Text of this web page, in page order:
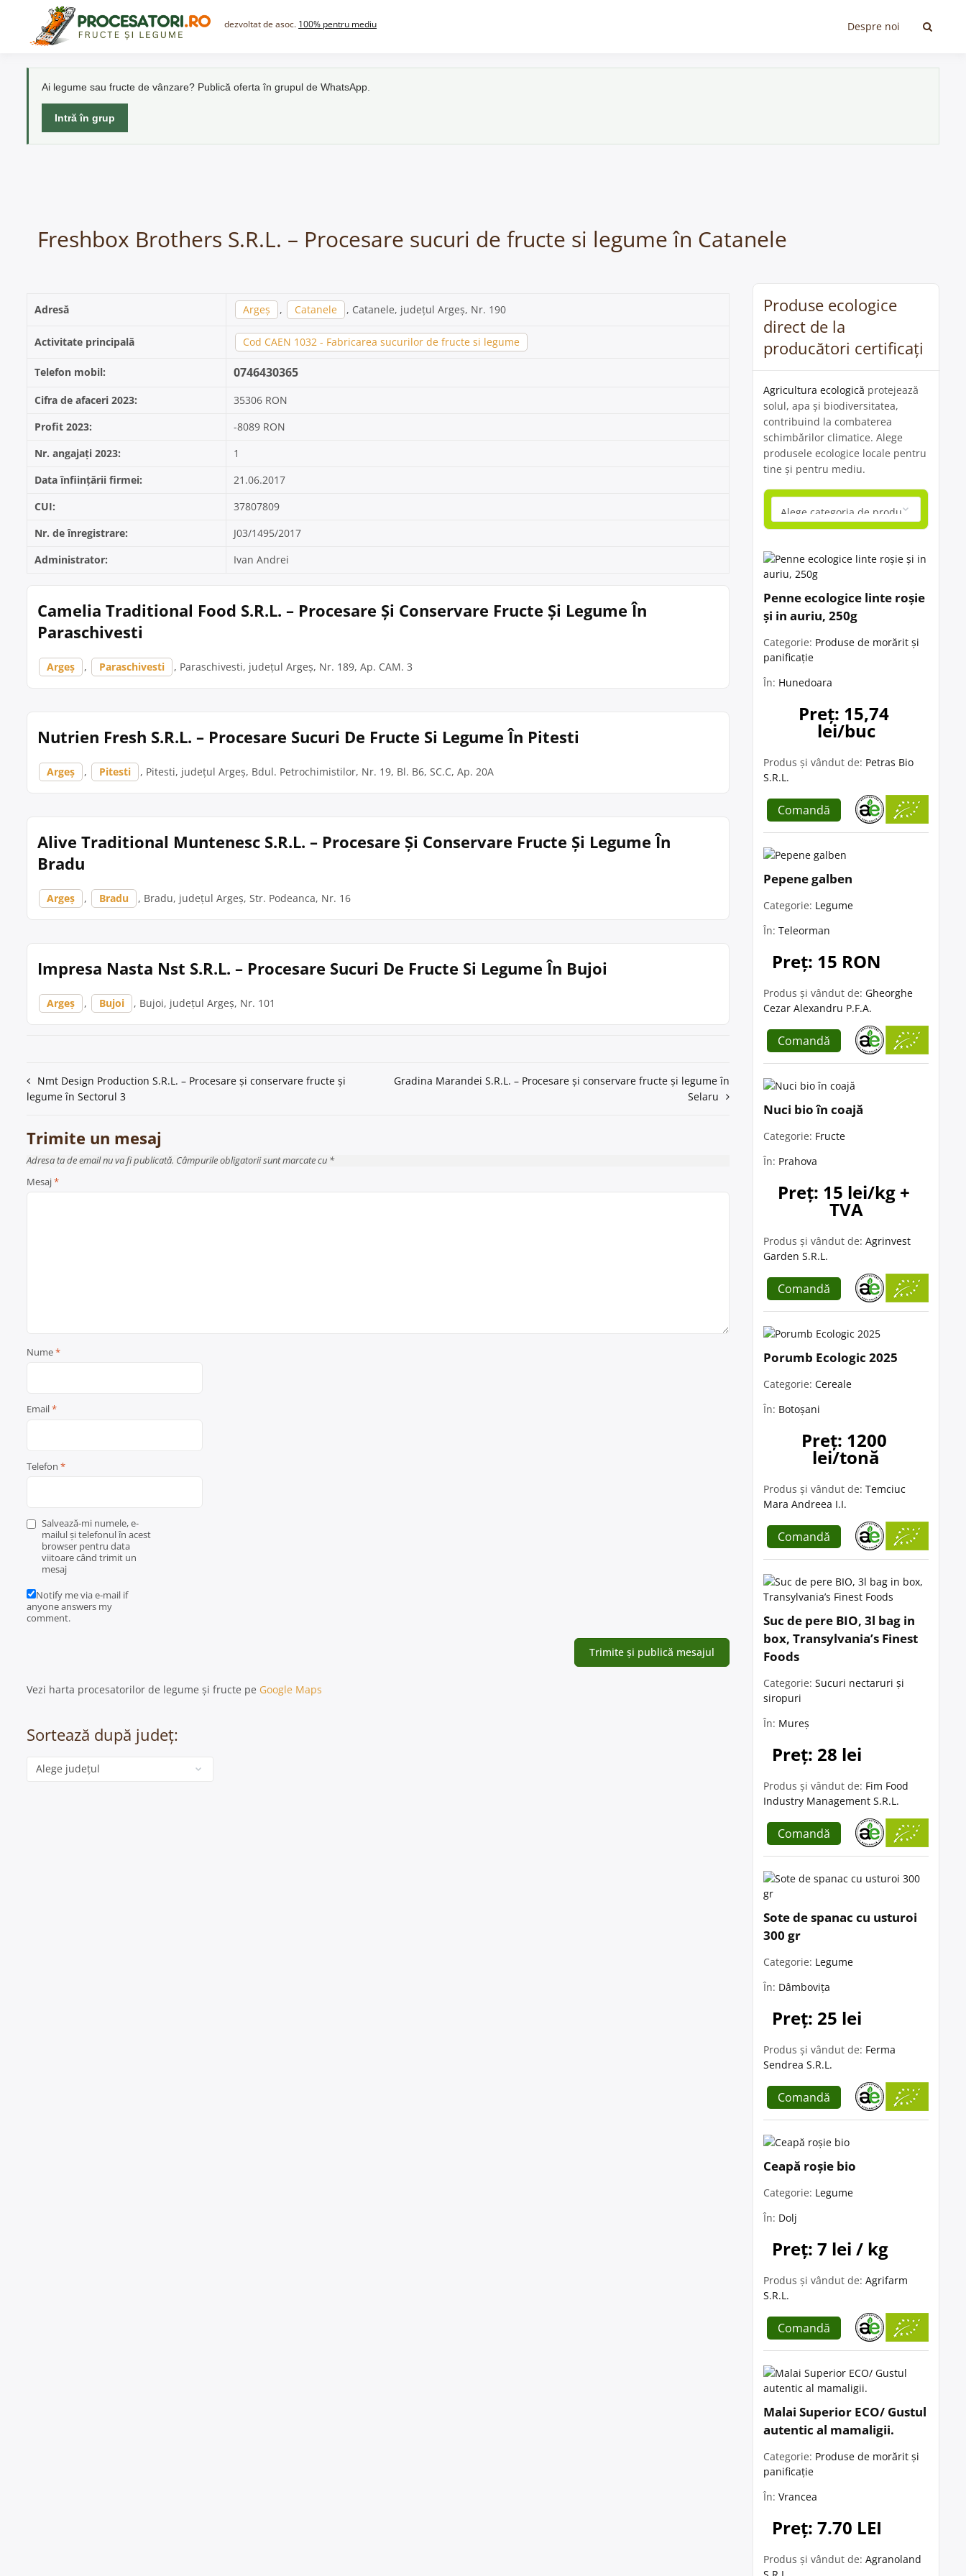
content
dezvoltat de asoc. 100% pentru mediu Despre noi
Ai legume sau fructe de vânzare? Publică oferta în grupul de WhatsApp.
Intră în grup
Freshbox Brothers S.R.L. – Procesare sucuri de fructe si legume în Catanele
Adresă Argeș , Catanele , Catanele, județul Argeș, Nr. 190
Activitate principală Cod CAEN 1032 - Fabricarea sucurilor de fructe si legume
Telefon mobil: 0746430365
Cifra de afaceri 2023:
35306 RON
Profit 2023:
-8089 RON
Nr. angajați 2023:
1
Data înființării firmei:
21.06.2017
CUI:
37807809
Nr. de înregistrare:
J03/1495/2017
Administrator:
Ivan Andrei
Camelia Traditional Food S.R.L. – Procesare Și Conservare Fructe Și Legume În
Paraschivesti
Argeș , Paraschivesti , Paraschivesti, județul Argeș, Nr. 189, Ap. CAM. 3
Nutrien Fresh S.R.L. – Procesare Sucuri De Fructe Si Legume În Pitesti
Argeș , Pitesti , Pitesti, județul Argeș, Bdul. Petrochimistilor, Nr. 19, Bl. B6, SC.C, Ap. 20A
Alive Traditional Muntenesc S.R.L. – Procesare Și Conservare Fructe Și Legume În
Bradu
Argeș , Bradu , Bradu, județul Argeș, Str. Podeanca, Nr. 16
Impresa Nasta Nst S.R.L. – Procesare Sucuri De Fructe Si Legume În Bujoi
Argeș , Bujoi , Bujoi, județul Argeș, Nr. 101
Navigare
în
articole
Nmt Design Production S.R.L. – Procesare și conservare fructe și
legume în Sectorul 3
Gradina Marandei S.R.L. – Procesare și conservare fructe și legume în
Selaru
Trimite un mesaj
Adresa ta de email nu va fi publicată. Câmpurile obligatorii sunt marcate cu *
Mesaj*
Nume*
Email*
Telefon *
Salvează-mi numele, e-
mailul și telefonul în acest
browser pentru data
viitoare când trimit un
mesaj
Notify me via e-mail if
anyone answers my
comment.
Vezi harta procesatorilor de legume și fructe pe Google Maps
Sortează după județ:
Categorie
Produse ecologice
direct de la
producători certificați
Agricultura ecologică protejează
solul, apa și biodiversitatea,
contribuind la combaterea
schimbărilor climatice. Alege
produsele ecologice locale pentru
tine și pentru mediu.
Penne ecologice linte roșie
și in auriu, 250g
Categorie: Produse de morărit și
panificație
În: Hunedoara
Preț: 15,74
lei/buc
Produs și vândut de: Petras Bio
S.R.L.
Comandă
Pepene galben
Categorie: Legume
În: Teleorman
Preț: 15 RON
Produs și vândut de: Gheorghe
Cezar Alexandru P.F.A.
Comandă
Nuci bio în coajă
Categorie: Fructe
În: Prahova
Preț: 15 lei/kg +
TVA
Produs și vândut de: Agrinvest
Garden S.R.L.
Comandă
Porumb Ecologic 2025
Categorie: Cereale
În: Botoșani
Preț: 1200
lei/tonă
Produs și vândut de: Temciuc
Mara Andreea I.I.
Comandă
Suc de pere BIO, 3l bag in
box, Transylvania’s Finest
Foods
Categorie: Sucuri nectaruri și
siropuri
În: Mureș
Preț: 28 lei
Produs și vândut de: Fim Food
Industry Management S.R.L.
Comandă
Sote de spanac cu usturoi
300 gr
Categorie: Legume
În: Dâmbovița
Preț: 25 lei
Produs și vândut de: Ferma
Sendrea S.R.L.
Comandă
Ceapă roșie bio
Categorie: Legume
În: Dolj
Preț: 7 lei / kg
Produs și vândut de: Agrifarm
S.R.L.
Comandă
Malai Superior ECO/ Gustul
autentic al mamaligii.
Categorie: Produse de morărit și
panificație
În: Vrancea
Preț: 7.70 LEI
Produs și vândut de: Agranoland